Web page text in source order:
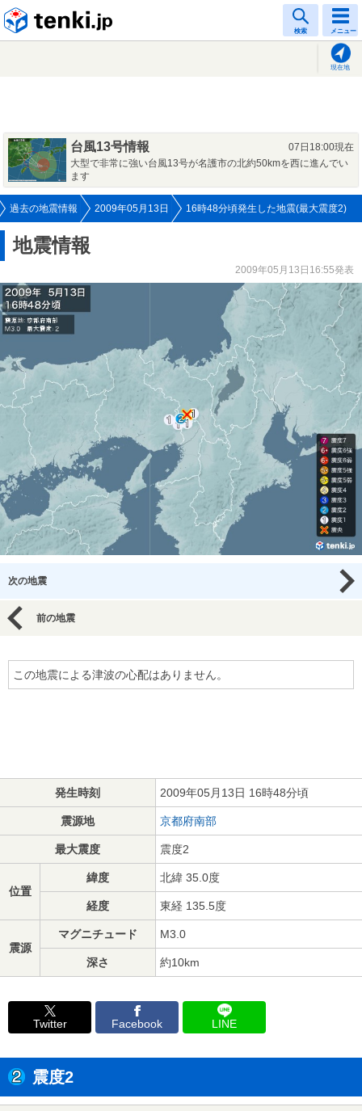
検索 メニュー
現在地
台風13号情報
07日18:00現在
大型で非常に強い台風13号が名護市の北約50kmを西に進んでい
ます
過去の地震情報 2009年05月13日 16時48分頃発生した地震(最大震度2)
地震情報
2009年05月13日16:55発表
次の地震
前の地震
この地震による津波の心配はありません。
発生時刻 2009年05月13日 16時48分頃
震源地 京都府南部
最大震度 震度2
位置
緯度 北緯 35.0度
経度 東経 135.5度
震源
マグニチュード M3.0
深さ 約10km
Twitter Facebook LINE
震度2